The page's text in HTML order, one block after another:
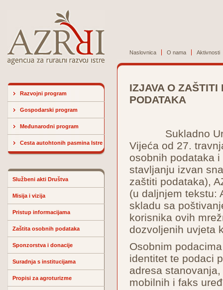
Naslovnica O nama Aktivnosti
Razvojni program
Gospodarski program
Međunarodni program
Cesta autohtonih pasmina Istre
Službeni akti Društva
Misija i vizija
Pristup informacijama
Zaštita osobnih podataka
Sponzorstva i donacije
Suradnja s institucijama
Propisi za agroturizme
IZJAVA O ZAŠTITI
PODATAKA
Sukladno
Vijeća od 27.
osobnih podataka
stavljanju izvan
zaštiti podataka),
(u daljnjem tekstu:
skladu sa
korisnika ovih
dozvoljenih uvjeta
Osobnim
identitet te podaci
adresa
mobilnih i faks